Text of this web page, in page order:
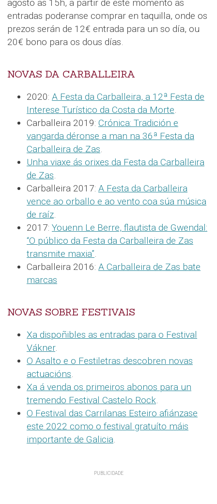
agosto as 15h, a partir de este momento as
entradas poderanse comprar en taquilla, onde os
prezos serán de 12€ entrada para un so día, ou
20€ bono para os dous días.
NOVAS DA CARBALLEIRA
2020: A Festa da Carballeira, a 12ª Festa de
Interese Turístico da Costa da Morte.
Carballeira 2019: Crónica: Tradición e
vangarda déronse a man na 36ª Festa da
Carballeira de Zas.
Unha viaxe ás orixes da Festa da Carballeira
de Zas.
Carballeira 2017: A Festa da Carballeira
vence ao orballo e ao vento coa súa música
de raíz.
2017: Youenn Le Berre, flautista de Gwendal:
“O público da Festa da Carballeira de Zas
transmite maxia”.
Carballeira 2016: A Carballeira de Zas bate
marcas
NOVAS SOBRE FESTIVAIS
Xa dispoñibles as entradas para o Festival
Vákner.
O Asalto e o Festiletras descobren novas
actuacións.
Xa á venda os primeiros abonos para un
tremendo Festival Castelo Rock.
O Festival das Carrilanas Esteiro afiánzase
este 2022 como o festival gratuíto máis
importante de Galicia.